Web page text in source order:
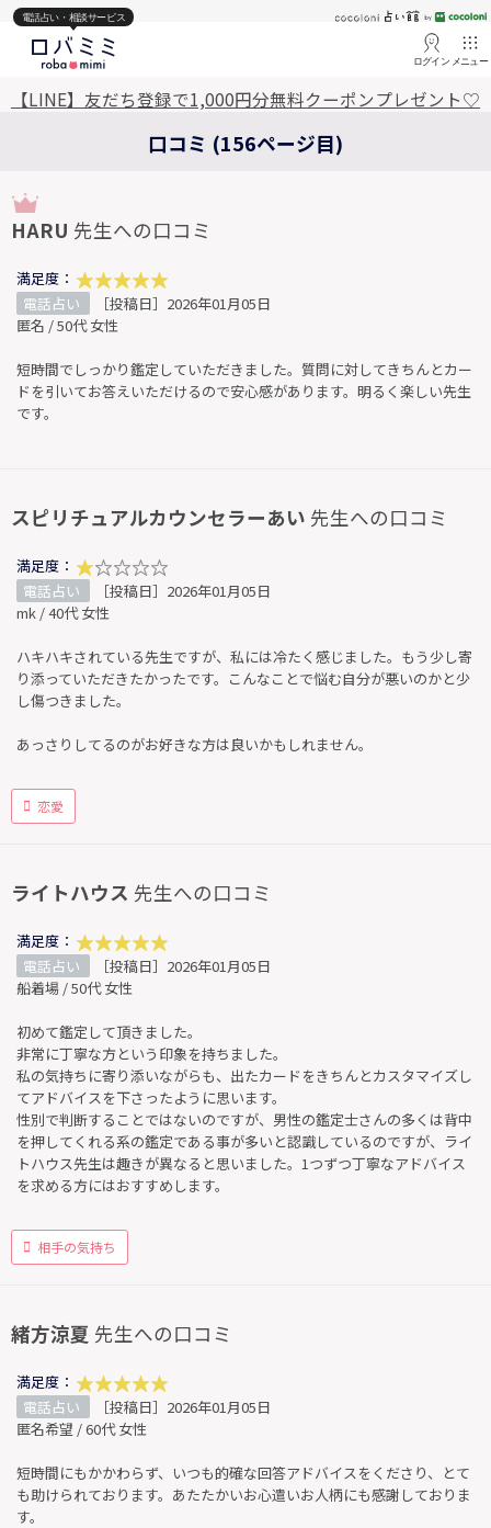
電話占い・相談サービス
ログイン メニュー
【LINE】友だち登録で1,000円分無料クーポンプレゼント♡
口コミ (156ページ目)
HARU 先生への口コミ
満足度：
電話占い
［投稿日］2026年01月05日
匿名 / 50代 女性
短時間でしっかり鑑定していただきました。質問に対してきちんとカー
ドを引いてお答えいただけるので安心感があります。明るく楽しい先生
です。
スピリチュアルカウンセラーあい 先生への口コミ
満足度：
電話占い
［投稿日］2026年01月05日
mk / 40代 女性
ハキハキされている先生ですが、私には冷たく感じました。もう少し寄
り添っていただきたかったです。こんなことで悩む自分が悪いのかと少
し傷つきました。
あっさりしてるのがお好きな方は良いかもしれません。
恋愛
ライトハウス 先生への口コミ
満足度：
電話占い
［投稿日］2026年01月05日
船着場 / 50代 女性
初めて鑑定して頂きました。
非常に丁寧な方という印象を持ちました。
私の気持ちに寄り添いながらも、出たカードをきちんとカスタマイズし
てアドバイスを下さったように思います。
性別で判断することではないのですが、男性の鑑定士さんの多くは背中
を押してくれる系の鑑定である事が多いと認識しているのですが、ライ
トハウス先生は趣きが異なると思いました。1つずつ丁寧なアドバイス
を求める方にはおすすめします。
相手の気持ち
緒方涼夏 先生への口コミ
満足度：
電話占い
［投稿日］2026年01月05日
匿名希望 / 60代 女性
短時間にもかかわらず、いつも的確な回答アドバイスをくださり、とて
も助けられております。あたたかいお心遣いお人柄にも感謝しておりま
す。